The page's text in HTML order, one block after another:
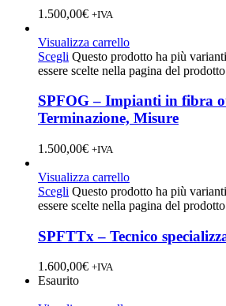
1.500,00€ +IVA
Visualizza carrello
Scegli Questo prodotto ha più
essere scelte nella pagina del prodotto
SPFOG – Impianti in fibra
Terminazione, Misure
1.500,00€ +IVA
Visualizza carrello
Scegli Questo prodotto ha più
essere scelte nella pagina del prodotto
SPFTTx – Tecnico
1.600,00€ +IVA
Esaurito